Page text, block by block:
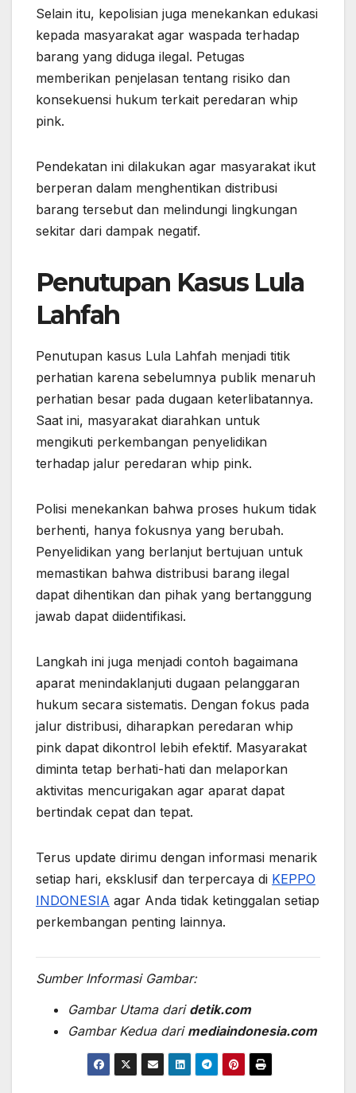
Selain itu, kepolisian juga menekankan edukasi
kepada masyarakat agar waspada terhadap
barang yang diduga ilegal. Petugas
memberikan penjelasan tentang risiko dan
konsekuensi hukum terkait peredaran whip
pink.
Pendekatan ini dilakukan agar masyarakat ikut
berperan dalam menghentikan distribusi
barang tersebut dan melindungi lingkungan
sekitar dari dampak negatif.
Penutupan Kasus Lula
Lahfah
Penutupan kasus Lula Lahfah menjadi titik
perhatian karena sebelumnya publik menaruh
perhatian besar pada dugaan keterlibatannya.
Saat ini, masyarakat diarahkan untuk
mengikuti perkembangan penyelidikan
terhadap jalur peredaran whip pink.
Polisi menekankan bahwa proses hukum tidak
berhenti, hanya fokusnya yang berubah.
Penyelidikan yang berlanjut bertujuan untuk
memastikan bahwa distribusi barang ilegal
dapat dihentikan dan pihak yang bertanggung
jawab dapat diidentifikasi.
Langkah ini juga menjadi contoh bagaimana
aparat menindaklanjuti dugaan pelanggaran
hukum secara sistematis. Dengan fokus pada
jalur distribusi, diharapkan peredaran whip
pink dapat dikontrol lebih efektif. Masyarakat
diminta tetap berhati-hati dan melaporkan
aktivitas mencurigakan agar aparat dapat
bertindak cepat dan tepat.
Terus update dirimu dengan informasi menarik
setiap hari, eksklusif dan terpercaya di KEPPO
INDONESIA agar Anda tidak ketinggalan setiap
perkembangan penting lainnya.
Sumber Informasi Gambar:
Gambar Utama dari detik.com
Gambar Kedua dari mediaindonesia.com